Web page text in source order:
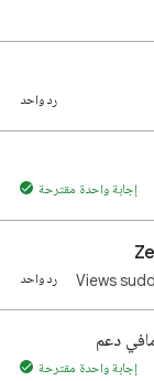
رد واحد
إجابة واحدة مقترحة
Views رد واحد
دعم
إجابة واحدة مقترحة